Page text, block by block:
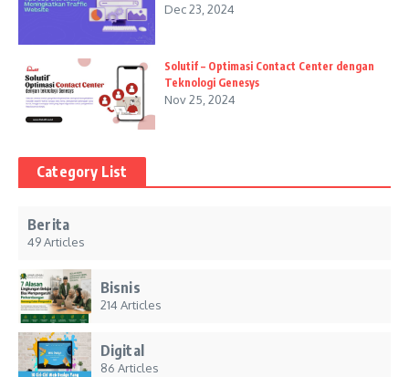
Dec 23, 2024
Solutif – Optimasi Contact Center dengan
Teknologi Genesys
Nov 25, 2024
Category List
Berita
49 Articles
Bisnis
214 Articles
Digital
86 Articles